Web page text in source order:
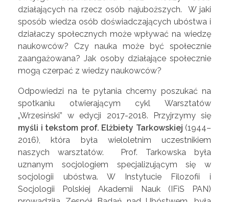
działających na rzecz osób najuboższych. W jaki
sposób wiedza osób doświadczających ubóstwa i
działaczy społecznych może wpływać na wiedzę
naukowców? Czy nauka może być społecznie
zaangażowana? Jak osoby działające społecznie
mogą czerpać z wiedzy naukowców?
Odpowiedzi na te pytania chcemy poszukać na
spotkaniu otwierającym cykl Warsztatów
„Wrzesiński” w edycji 2017-2018. Przyjrzymy się
myśli i tekstom prof. Elżbiety Tarkowskiej (1944–
2016), która była wieloletnim uczestnikiem
naszych warsztatów. Prof. Tarkowska była
uznanym socjologiem specjalizującym się w
socjologii ubóstwa. W Instytucie Filozofii i
Socjologii Polskiej Akademii Nauk (IFiS PAN)